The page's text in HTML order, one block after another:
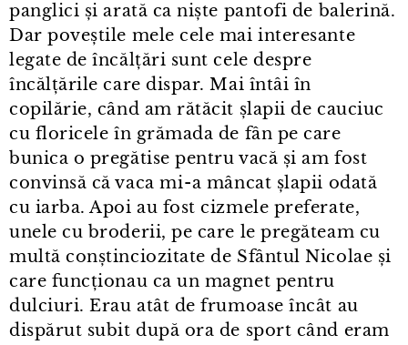
panglici și arată ca niște pantofi de balerină.
Dar poveștile mele cele mai interesante
legate de încălțări sunt cele despre
încălțările care dispar. Mai întâi în
copilărie, când am rătăcit șlapii de cauciuc
cu floricele în grămada de fân pe care
bunica o pregătise pentru vacă și am fost
convinsă că vaca mi⁠-⁠a mâncat șlapii odată
cu iarba. Apoi au fost cizmele preferate,
unele cu broderii, pe care le pregăteam cu
multă conștinciozitate de Sfântul Nicolae și
care funcționau ca un magnet pentru
dulciuri. Erau atât de frumoase încât au
dispărut subit după ora de sport când eram